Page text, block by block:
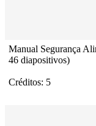
Manual Segurança
46 diapositivos)
Créditos: 5